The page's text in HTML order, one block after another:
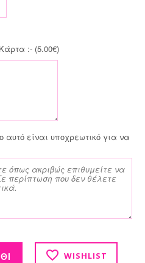
:- (5.00€)
είναι υποχρεωτικό για να
WISHLIST